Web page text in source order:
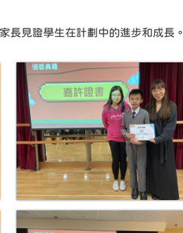
長見證學生在計劃中的進步和成長。